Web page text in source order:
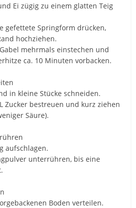
Ei zügig zu einem glatten Teig
gefettete Springform drücken,
hochziehen.
mehrmals einstechen und
ca. 10 Minuten vorbacken.
in kleine Stücke schneiden.
Zucker bestreuen und kurz ziehen
Säure).
aufschlagen.
unterrühren, bis eine
Boden verteilen.